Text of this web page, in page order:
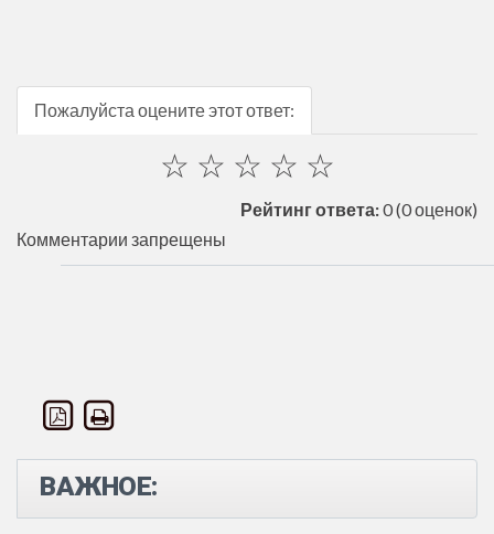
Пожалуйста оцените этот ответ:
☆
☆
☆
☆
☆
Рейтинг ответа:0(0 оценок)
Комментарии запрещены
ВАЖНОЕ: